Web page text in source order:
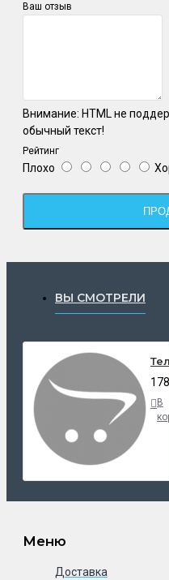
Ваш отзыв
Внимание: HTML не
обычный текст!
Рейтинг
Плохо
ВЫ СМОТРЕЛИ
В
Меню
Доставка